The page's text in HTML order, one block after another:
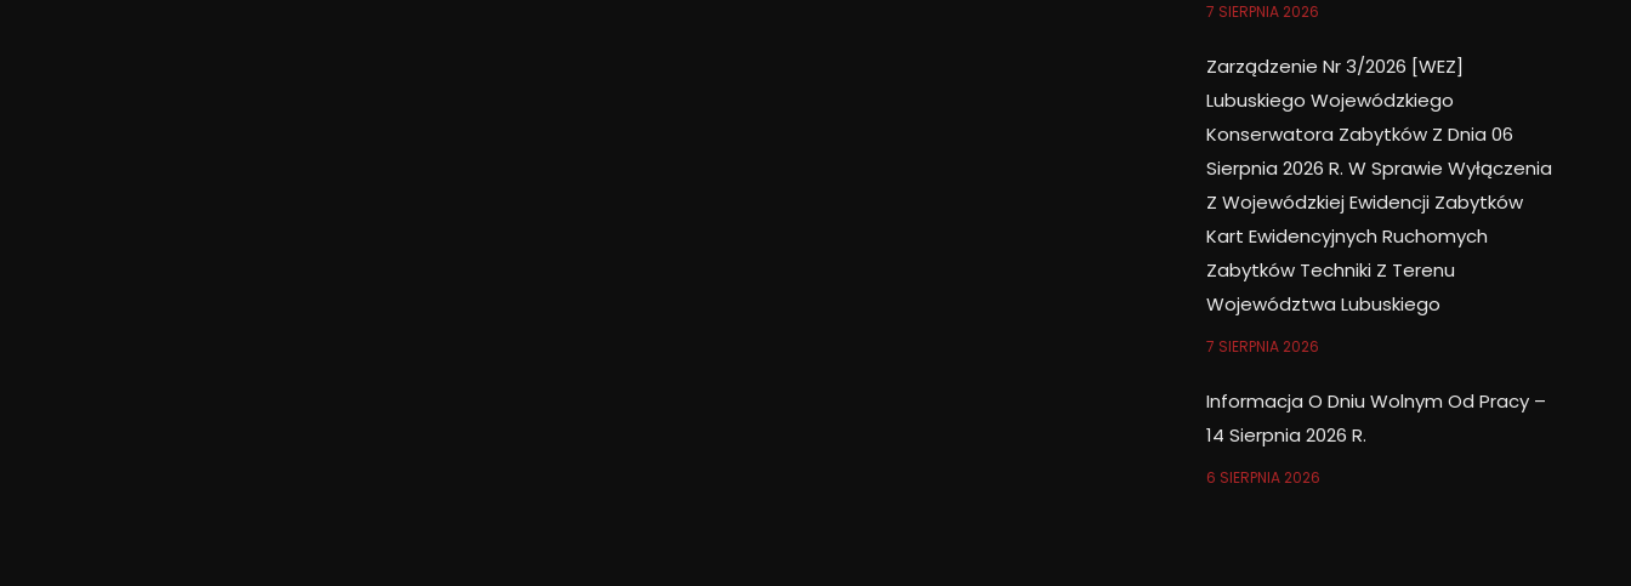
7 SIERPNIA 2026
Zarządzenie Nr 3/2026 [WEZ]
Lubuskiego Wojewódzkiego
Konserwatora Zabytków Z Dnia 06
Sierpnia 2026 R. W Sprawie Wyłączenia
Z Wojewódzkiej Ewidencji Zabytków
Kart Ewidencyjnych Ruchomych
Zabytków Techniki Z Terenu
Województwa Lubuskiego
7 SIERPNIA 2026
Informacja O Dniu Wolnym Od Pracy –
14 Sierpnia 2026 R.
6 SIERPNIA 2026